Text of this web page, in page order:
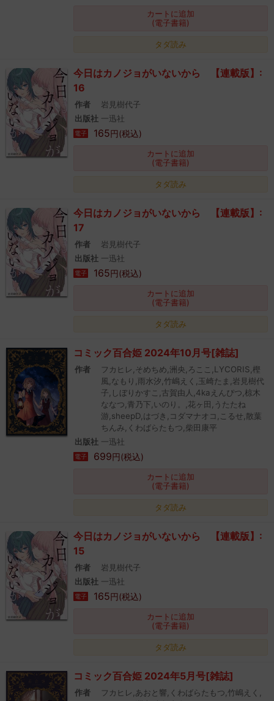
カートに追加
(電子書籍)
タダ読み
今日はカノジョがいないから 【連載版】:
16
作者
岩見樹代子
出版社
一迅社
電子 165円(税込)
カートに追加
(電子書籍)
タダ読み
今日はカノジョがいないから 【連載版】:
17
作者
岩見樹代子
出版社
一迅社
電子 165円(税込)
カートに追加
(電子書籍)
タダ読み
コミック百合姫 2024年10月号[雑誌]
作者
フカヒレ,そめちめ,洲央,ろここ,LYCORIS,樫
風,なもり,雨水汐,竹嶋えく,玉崎たま,岩見樹代
子,しぼりかすこ,古賀由人,4kaえんぴつ,椋木
ななつ,青乃下,いのり。,花ヶ田,うたたね
游,sheepD,はづき,コダマナオコ,こるせ,散葉
ちんみ,くわばらたもつ,柴田康平
出版社
一迅社
電子 699円(税込)
カートに追加
(電子書籍)
タダ読み
今日はカノジョがいないから 【連載版】:
15
作者
岩見樹代子
出版社
一迅社
電子 165円(税込)
カートに追加
(電子書籍)
タダ読み
コミック百合姫 2024年5月号[雑誌]
作者
フカヒレ,あおと響,くわばらたもつ,竹嶋えく,